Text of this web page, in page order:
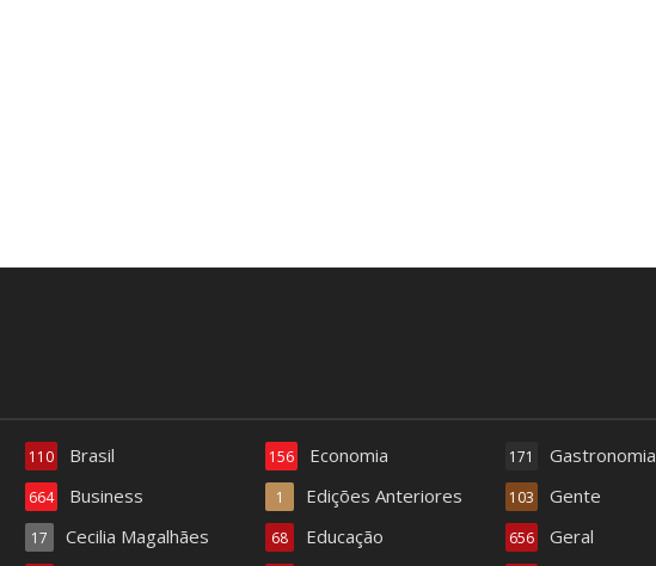
Brasil
110
Business
664
Cecilia Magalhães
17
Economia
156
Edições Anteriores
1
Educação
68
Gastronomia
171
Gente
103
Geral
656